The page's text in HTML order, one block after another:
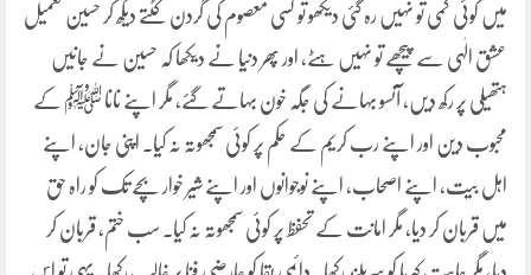
میں کوئی کمی تو نہیں رہ گئی دیکھو تو کسی معصوم کی گردن کٹتے دیکھ کر حسین تعمیل
عشق الٰہی سے پیچھے تو نہیں ہٹے، اور پھر دنیا نے دیکھا کہ حسین نے جانیں
ہتھیلی پر رکھ دیں، آنسو بہانے کی جگہ خون بہاتے گئے، مگر اپنے نانا ﷺ کے
محبوب دین اور اپنے رب کریم کے حکم پر کوئی سمجھوتہ نہ کیا۔ اپنی جان، اپنے
اہل بیت، اپنے اصحاب، اپنے نوجوانوں اور اپنے شیر خوار بچے تک کو راہ حق
میں قربان کر دیا، مگر امانت کے تحفظ پر کوئی سمجھوتہ نہ کیا۔ سب ختم، قربان کر